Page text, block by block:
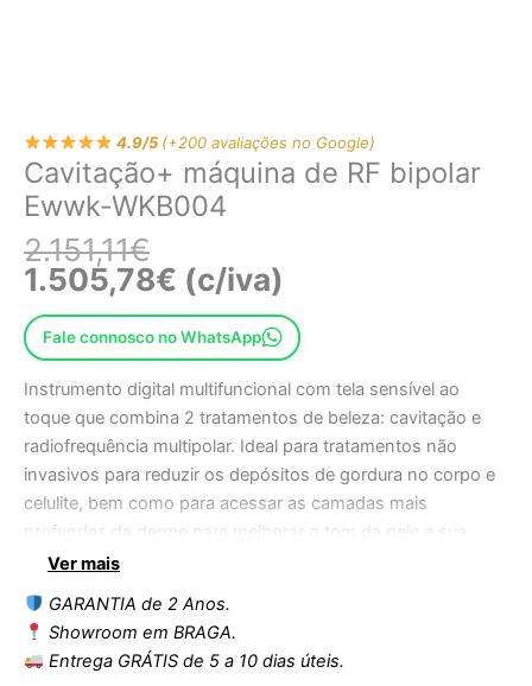
4.9/5(+200 avaliações no Google)
Cavitação+ máquina de RF bipolar
Ewwk-WKB004
2.151,11€
1.505,78€ (c/iva)
Fale connosco no WhatsApp
Instrumento digital multifuncional com tela sensível ao
toque que combina 2 tratamentos de beleza: cavitação e
radiofrequência multipolar. Ideal para tratamentos não
invasivos para reduzir os depósitos de gordura no corpo e
celulite, bem como para acessar as camadas mais
profundas da derme para melhorar o tom da pele e sua
elasticidade. Equipado com 3 alças para radiofrequência e 1
Tensão de entrada: 220~240V
Frequência de entrada: 50Hz
Potência: 120W
Ver mais
GARANTIA de 2 Anos.
Showroom em BRAGA.
Entrega GRÁTIS de 5 a 10 dias úteis.